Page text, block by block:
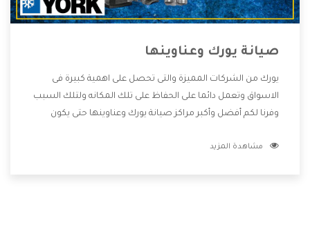
صيانة يورك وعناوينها
يورك من الشركات المميزة والتى تحصل على اهمية كبيرة فى
الاسواق وتعمل دائما على الحفاظ على تلك المكانه ولتلك السبب
وفرنا لكم أفضل وأكبر مراكز صيانة يورك وعناوينها حتى يكون
دون اى ازعاج كما أننا نهتم بكل ما يحتاجه المستهلك لكى نحافظ
مشاهدة المزيد